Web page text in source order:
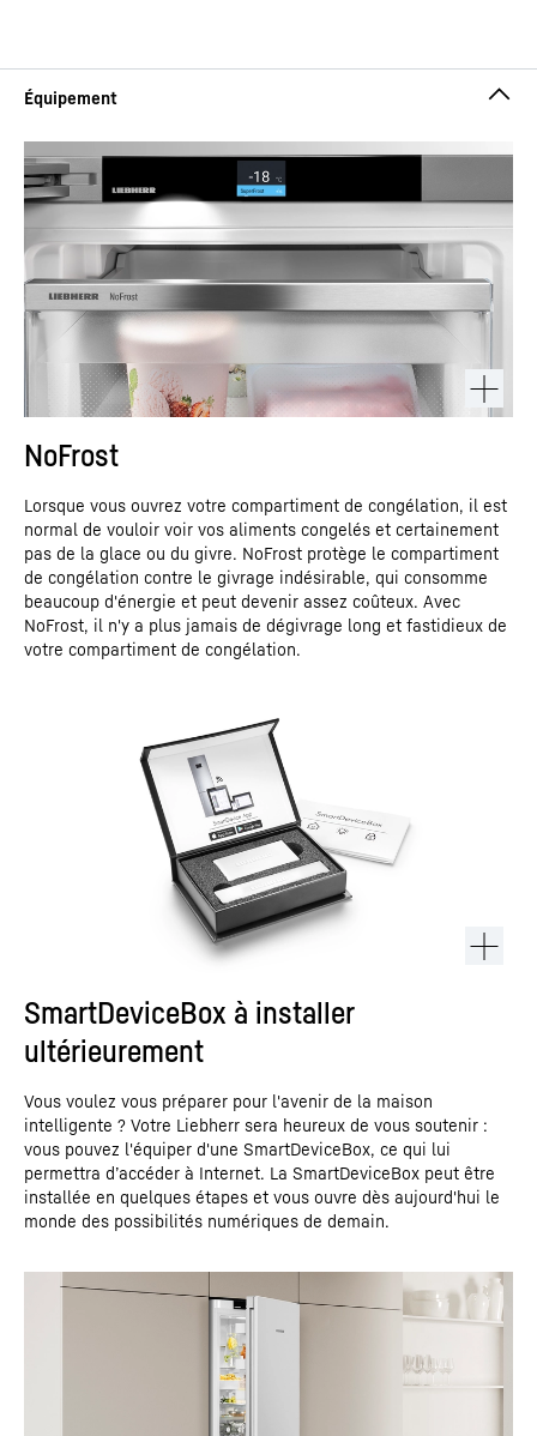
NoFrost
Lorsque vous ouvrez votre compartiment de congélation, il est
normal de vouloir voir vos aliments congelés et certainement
pas de la glace ou du givre. NoFrost protège le compartiment
de congélation contre le givrage indésirable, qui consomme
beaucoup d'énergie et peut devenir assez coûteux. Avec
NoFrost, il n'y a plus jamais de dégivrage long et fastidieux de
votre compartiment de congélation.
SmartDeviceBox à installer
ultérieurement
Vous voulez vous préparer pour l'avenir de la maison
intelligente ? Votre Liebherr sera heureux de vous soutenir :
vous pouvez l'équiper d'une SmartDeviceBox, ce qui lui
permettra d’accéder à Internet. La SmartDeviceBox peut être
installée en quelques étapes et vous ouvre dès aujourd'hui le
monde des possibilités numériques de demain.